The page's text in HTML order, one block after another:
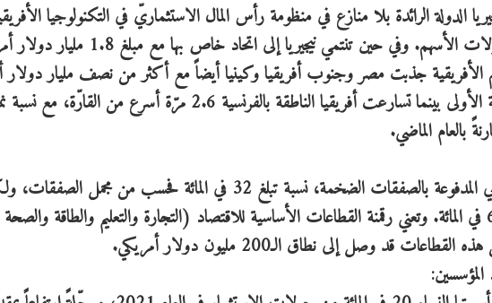
الدولة الرائدة بلا منازع في منظومة رأس المال الاستثماريّ في التكنولوجيا
الأفريقية جذبت مصر وجنوب أفريقيا وكينيا أيضاً مع أكثر من نصف مليار دولار
بالعام الماضي.
شكّلت التكنولوجيا المالية، هي المدفوعة بالصفقات الضخمة، نسبة تبلغ 32 في المائة فحسب من
العظمى من التمويل بنسبة 63 في المائة. وتعني رقمنة القطاعات الأساسية للاقتصاد (التجارة والتعليم والطاقة
قد وصل إلى نطاق الـ200 مليون دولار أمريكي.